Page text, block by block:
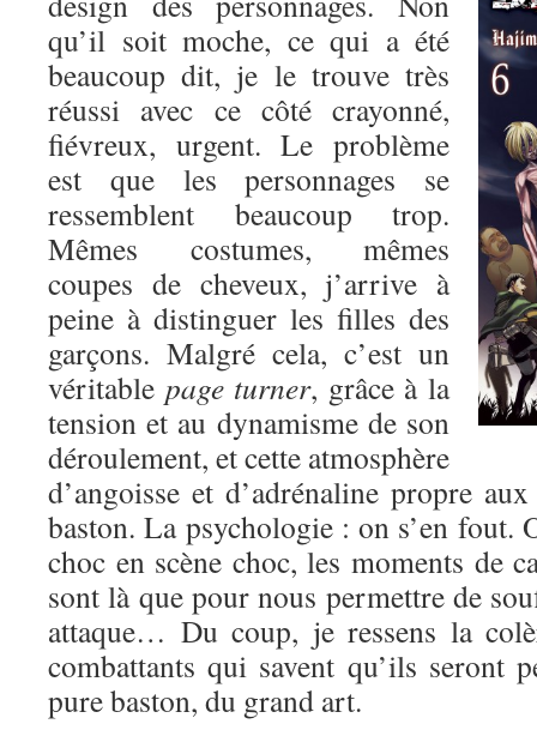
qu’il soit moche, ce qui a été
beaucoup dit, je le trouve très
réussi avec ce côté crayonné,
fiévreux, urgent. Le problème
est que les personnages se
ressemblent beaucoup trop.
Mêmes costumes, mêmes
coupes de cheveux, j’arrive à
peine à distinguer les filles des
garçons. Malgré cela, c’est un
véritable page turner, grâce à la
tension et au dynamisme de son
déroulement, et cette atmosphère
d’angoisse et d’adrénaline propre
baston. La psychologie : on s’en fout.
choc en scène choc, les moments de
sont là que pour nous permettre de
attaque… Du coup, je ressens la
combattants qui savent qu’ils seront
pure baston, du grand art.